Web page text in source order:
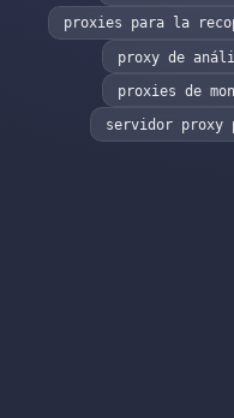
proxies para la
proxy de
proxies de
servidor proxy